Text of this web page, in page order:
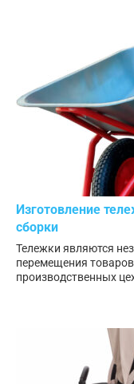
Изготовление
сборки
Тележки являются
перемещения
производственных